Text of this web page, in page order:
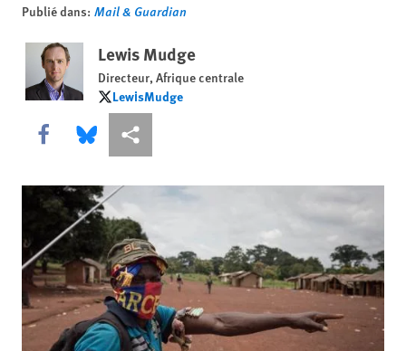
Publié dans: Mail & Guardian
Lewis Mudge
Directeur, Afrique centrale
LewisMudge
LewisMudge
Share this via Facebook
Share this via Bluesky
Share this via Partagez